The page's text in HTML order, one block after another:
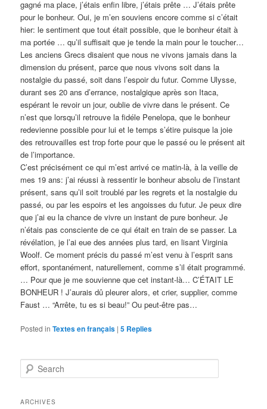
gagné ma place, j’étais enfin libre, j’étais prête … J’étais prête
pour le bonheur. Oui, je m’en souviens encore comme si c’était
hier: le sentiment que tout était possible, que le bonheur était à
ma portée … qu’il suffisait que je tende la main pour le toucher…
Les anciens Grecs disaient que nous ne vivons jamais dans la
dimension du présent, parce que nous vivons soit dans la
nostalgie du passé, soit dans l’espoir du futur. Comme Ulysse,
durant ses 20 ans d’errance, nostalgique après son Itaca,
espérant le revoir un jour, oublie de vivre dans le présent. Ce
n’est que lorsqu’il retrouve la fidéle Penelopa, que le bonheur
redevienne possible pour lui et le temps s’étire puisque la joie
des retrouvailles est trop forte pour que le passé ou le présent ait
de l’importance.
C’est précisément ce qui m’est arrivé ce matin-là, à la veille de
mes 19 ans: j’ai réussi à ressentir le bonheur absolu de l’instant
présent, sans qu’il soit troublé par les regrets et la nostalgie du
passé, ou par les espoirs et les angoisses du futur. Je peux dire
que j’ai eu la chance de vivre un instant de pure bonheur. Je
n’étais pas consciente de ce qui était en train de se passer. La
révélation, je l’ai eue des années plus tard, en lisant Virginia
Woolf. Ce moment précis du passé m’est venu à l’esprit sans
effort, spontanément, naturellement, comme s’il était programmé.
… Pour que je me souvienne que cet instant-là… C’ÉTAIT LE
BONHEUR ! J’aurais dû pleurer alors, et crier, supplier, comme
Faust … “Arrête, tu es si beau!” Ou peut-être pas…
Posted in Textes en français |5 Replies
e
r
ARCHIVES